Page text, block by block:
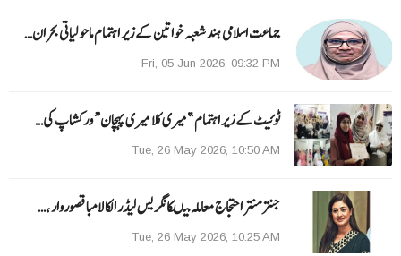
جماعت اسلامی ہند شعبہ خواتین کے زیر اہتمام ماحولیاتی بحران…
Fri, 05 Jun 2026, 09:32 PM
ٹوئیٹ کے زیر اہتمام ”میری کلا میری پہچان“ ورکشاپ کی…
Tue, 26 May 2026, 10:50 AM
جنتر منتر احتجاج معاملہ میںکانگریس لیڈر الکا لامبا قصوروار ،…
Tue, 26 May 2026, 10:25 AM